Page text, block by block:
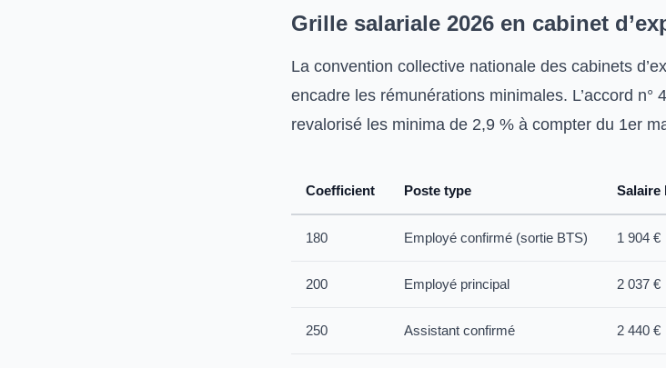
Grille salariale 2026 en cabinet
La convention collective nationale des cabinets
encadre les rémunérations minimales. L’accord n°
revalorisé les minima de 2,9 % à compter du 1er
Coefficient Poste type Salaire
180 Employé confirmé (sortie BTS) 1 904 €
200 Employé principal 2 037 €
250 Assistant confirmé 2 440 €